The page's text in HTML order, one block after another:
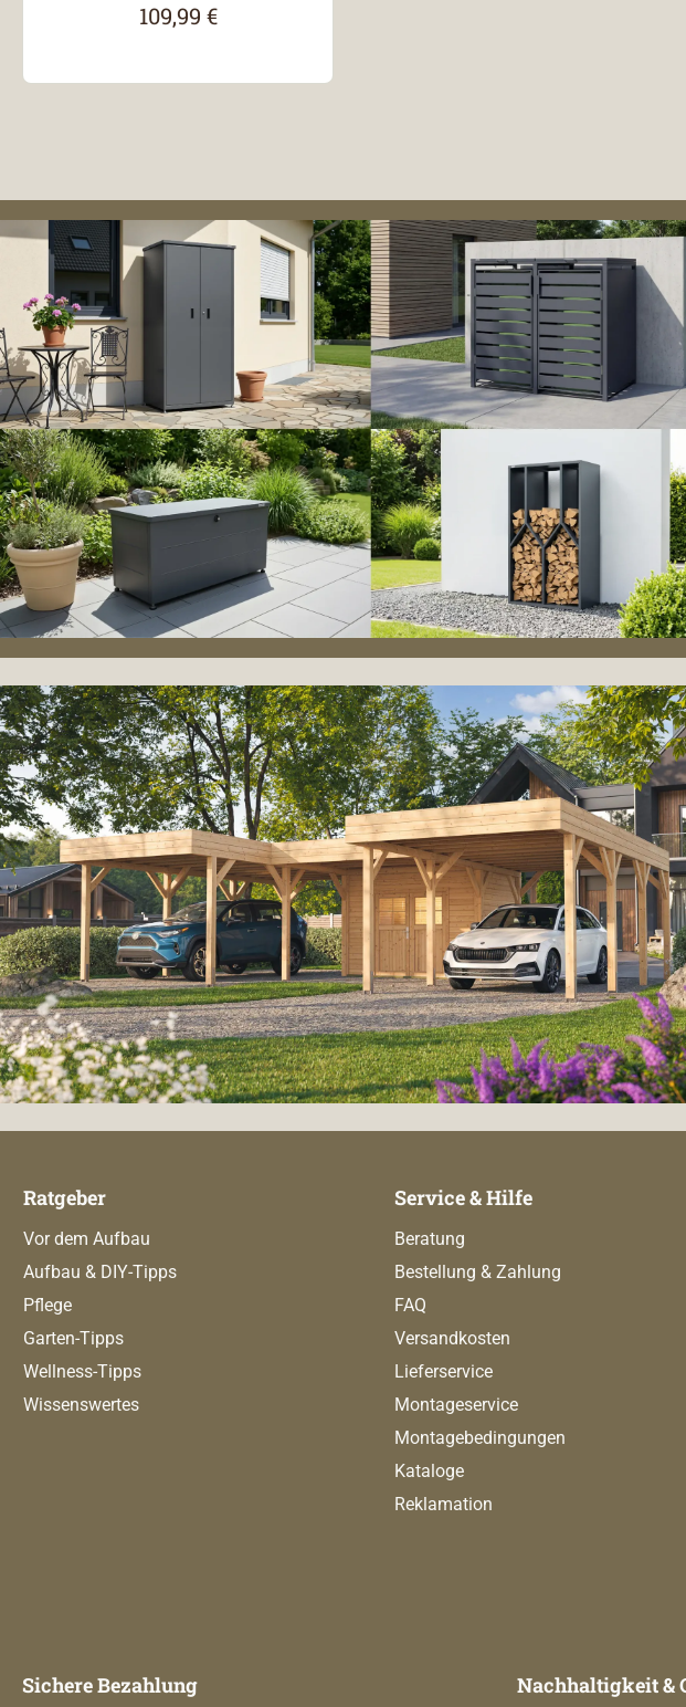
Regulärer Preis:
109,99 €
Ratgeber
Vor dem Aufbau
Aufbau & DIY-Tipps
Pflege
Garten-Tipps
Wellness-Tipps
Wissenswertes
Service & Hilfe
Beratung
Bestellung & Zahlung
FAQ
Versandkosten
Lieferservice
Montageservice
Montagebedingungen
Kataloge
Reklamation
Sichere Bezahlung Nachhaltigkeit &